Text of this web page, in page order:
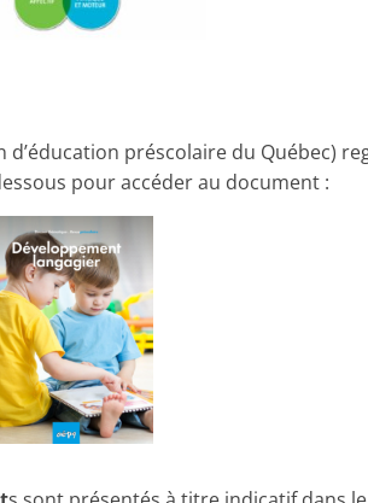
préscolaire du Québec)
pour accéder au document :